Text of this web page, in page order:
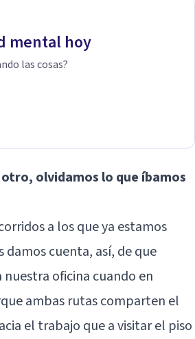
mental hoy
las cosas?
olvidamos lo que íbamos
a los que ya estamos
cuenta, así, de que
oficina cuando en
ambas rutas comparten el
el trabajo que a visitar el piso